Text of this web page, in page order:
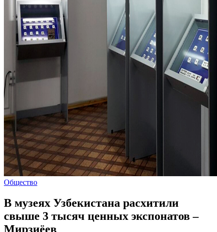
Общество
В музеях Узбекистана расхитили
свыше 3 тысяч ценных экспонатов –
Мирзиёев